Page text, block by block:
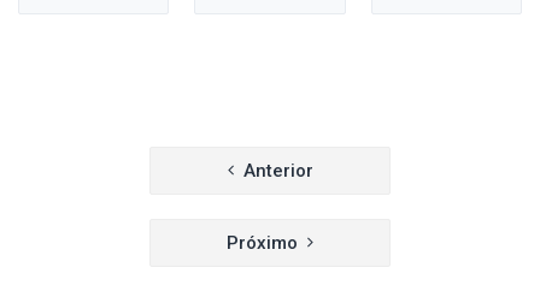
NavegaçãoAnterior
Próximo